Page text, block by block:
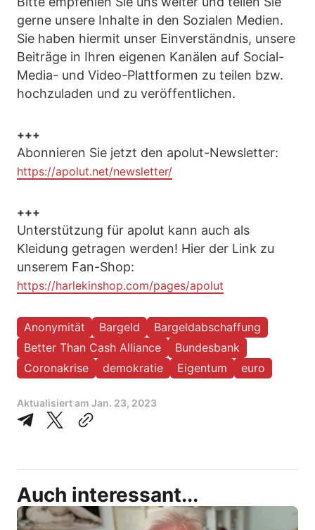
gerne unsere Inhalte in den Sozialen Medien.
Sie haben hiermit unser Einverständnis, unsere
Beiträge in Ihren eigenen Kanälen auf Social-
Media- und Video-Plattformen zu teilen bzw.
hochzuladen und zu veröffentlichen.
+++
Abonnieren Sie jetzt den apolut-Newsletter:
https://apolut.net/newsletter/
+++
Unterstützung für apolut kann auch als
Kleidung getragen werden! Hier der Link zu
unserem Fan-Shop:
https://harlekinshop.com/pages/apolut
Anonymität Bargeld
Bargeldabschaffung
Better Than Cash Alliance
Bundesbank
Coronakrise
demokratie Eigentum euro
Aktualisiert am Jan. 23, 2023
Auch interessant...